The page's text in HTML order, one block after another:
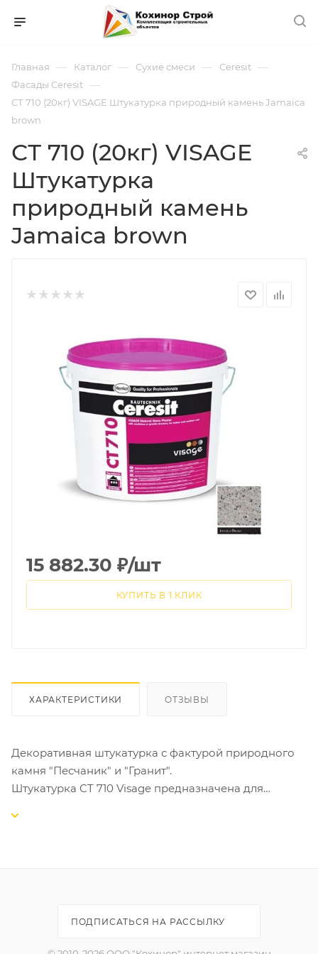
Главная — Каталог — Сухие смеси — Ceresit —
Фасады Ceresit —
СТ 710 (20кг) VISAGE Штукатурка природный камень Jamaica
brown
СТ 710 (20кг) VISAGE
Штукатурка
природный камень
Jamaica brown
15 882.30 ₽/шт
КУПИТЬ В 1 КЛИК
ХАРАКТЕРИСТИКИ ОТЗЫВЫ
Декоративная штукатурка с фактурой природного
камня "Песчаник" и "Гранит".
Штукатурка CT 710 Visage предназначена для
(СФТК) с теплоизоляционным слоем из
пенополистирольных плит (Ceresit EPS).
ПОДПИСАТЬСЯ НА РАССЫЛКУ